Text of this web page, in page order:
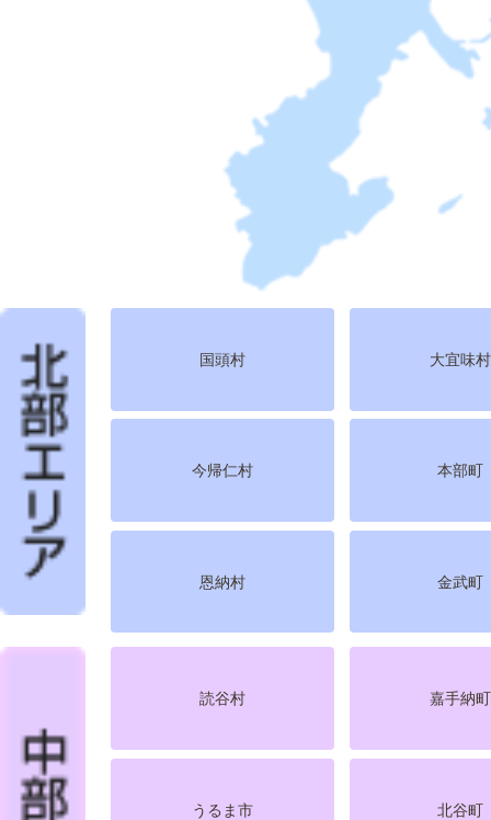
国頭村 大宜味村
今帰仁村 本部町
恩納村 金武町
読谷村 嘉手納町
うるま市 北谷町